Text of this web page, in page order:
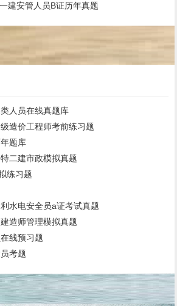
建安管人员B证历年真题
人员在线真题库
造价工程师考前练习题
题库
二建市政模拟真题
练习题
水电安全员a证考试真题
造师管理模拟真题
线预习题
考题